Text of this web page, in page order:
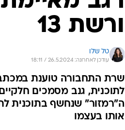
ורשת 13
טל שלו
עודכן לאחרונה: 26.5.2024 / 18:11
שרת התחבורה טוענת
לתוכנית, גנב מסמכים
ה"רמזור" שנחשף בתוכנית
אותו בעצמו